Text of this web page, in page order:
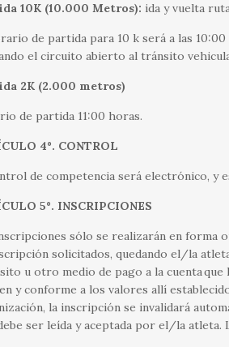
10K (10.000 Metros): ida y vuelta
de partida para 10 k será a las
el circuito abierto al tránsito
2K (2.000 metros)
de partida 11:00 horas.
4º. CONTROL
de competencia será electrónico, y
5º. INSCRIPCIONES
sólo se realizarán en forma
solicitados, quedando el/la
u otro medio de pago a la cuenta
y conforme a los valores allí
la inscripción se invalidará
ser leída y aceptada por el/la atleta.